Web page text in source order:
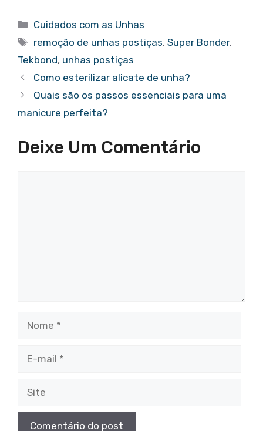
Categorias
Cuidados com as Unhas
Tags
remoção de unhas postiças,Super Bonder,
Tekbond, unhas postiças
Como esterilizar alicate de unha?
Quais são os passos essenciais para uma
manicure perfeita?
Deixe Um Comentário
mail